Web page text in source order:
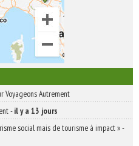
Voyageons Autrement
-il y a 13 jours
social mais de tourisme à impact »-